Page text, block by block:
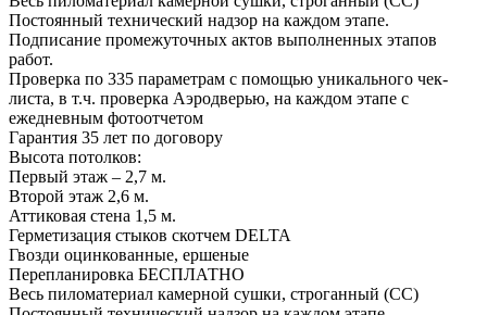
Постоянный технический надзор на каждом этапе.
Подписание промежуточных актов выполненных этапов
работ.
Проверка по 335 параметрам с помощью уникального чек-
листа, в т.ч. проверка Аэродверью, на каждом этапе с
ежедневным фотоотчетом
Гарантия 35 лет по договору
Высота потолков:
Первый этаж – 2,7 м.
Второй этаж 2,6 м.
Аттиковая стена 1,5 м.
Герметизация стыков скотчем DELTA
Гвозди оцинкованные, ершеные
Перепланировка БЕСПЛАТНО
Весь пиломатериал камерной сушки, строганный (СС)